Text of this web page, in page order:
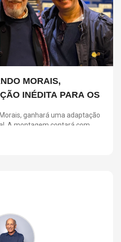
MORAIS,
INÉDITA PARA OS
ganhará uma adaptação
A montagem contará com
musical de Thalyson
de Laura Visconti e letras